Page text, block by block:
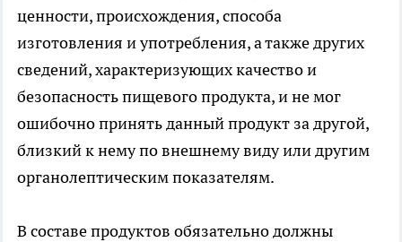
ценности, происхождения, способа
изготовления и употребления, а также других
сведений, характеризующих качество и
безопасность пищевого продукта, и не мог
ошибочно принять данный продукт за другой,
близкий к нему по внешнему виду или другим
органолептическим показателям.
В составе продуктов обязательно должны